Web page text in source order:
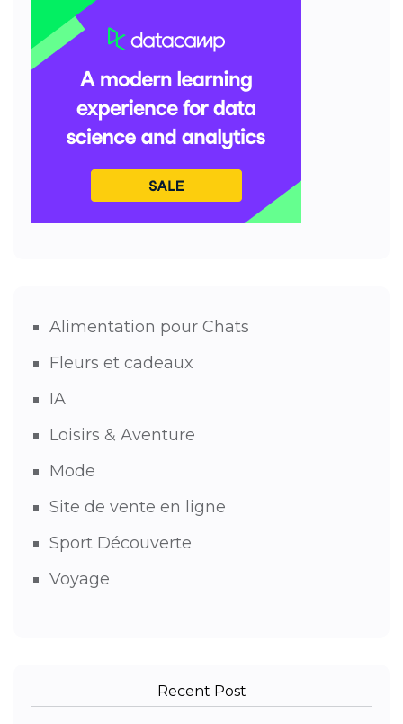
Alimentation pour Chats
Fleurs et cadeaux
IA
Loisirs & Aventure
Mode
Site de vente en ligne
Sport Découverte
Voyage
Recent Post